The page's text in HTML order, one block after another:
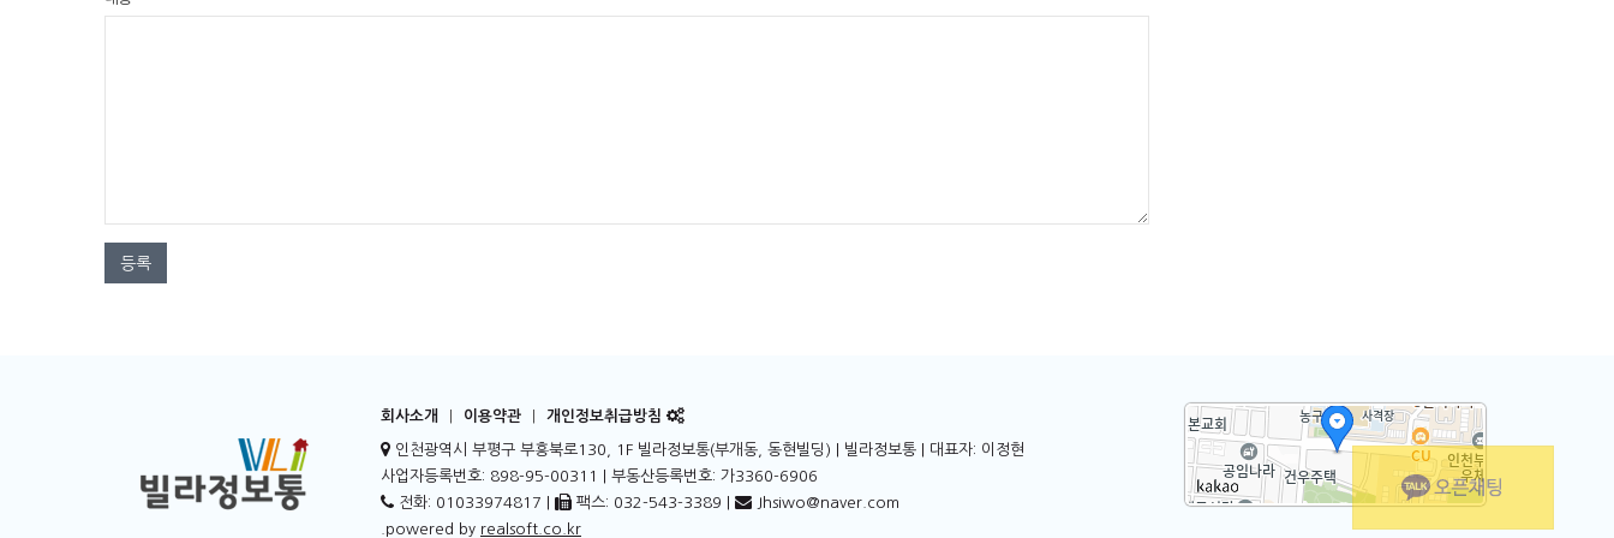
등록
회사소개 이용약관 개인정보취급방침
인천광역시 부평구 부흥북로130, 1F 빌라정보통(부개동, 동현빌딩) | 빌라정보통 | 대표자: 이정현
사업자등록번호: 898-95-00311 | 부동산등록번호: 가3360-6906
전화: 01033974817 |
팩스: 032-543-3389 |
Jhsiwo@naver.com
.powered by realsoft.co.kr